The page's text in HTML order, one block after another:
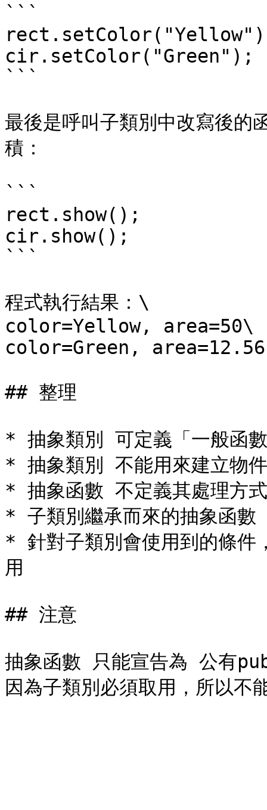
```
cir.setColor("Green");
```
最後是呼叫子類別中改寫後
積：
```
rect.show();
cir.show();
```
程式執行結果：\
color=Yellow, area=50\
color=Green, area=12.56
## 整理
* 抽象類別 可定義「一般函
* 抽象類別 不能用來建立物件
* 抽象函數 不定義其處理方式
* 子類別繼承而來的抽象函
* 針對子類別會使用到的條件
用
## 注意
抽象函數 只能宣告為 公